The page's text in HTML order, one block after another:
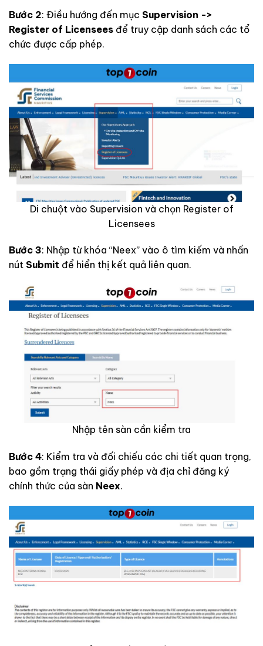
Bước 2: Điều hướng đến mục Supervision ->
Register of Licensees để truy cập danh sách các tổ
chức được cấp phép.
Di chuột vào Supervision và chọn Register of
Licensees
Bước 3: Nhập từ khóa “Neex” vào ô tìm kiếm và nhấn
nút Submit để hiển thị kết quả liên quan.
Nhập tên sàn cần kiểm tra
Bước 4: Kiểm tra và đối chiếu các chi tiết quan trọng,
bao gồm trạng thái giấy phép và địa chỉ đăng ký
chính thức của sàn Neex.